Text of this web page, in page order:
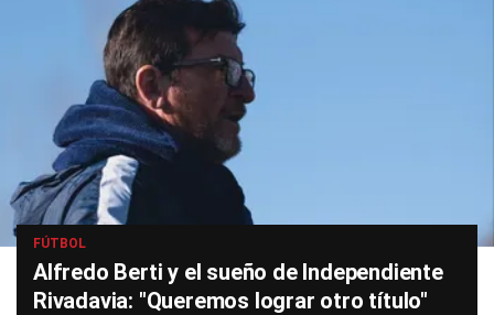
FÚTBOL
Alfredo Berti y el sueño de Independiente
Rivadavia: "Queremos lograr otro título"